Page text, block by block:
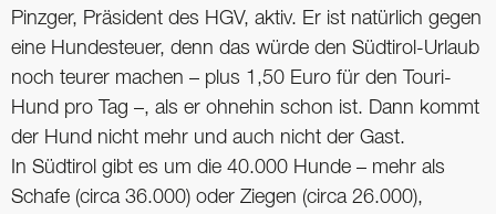
Pinzger, Präsident des HGV, aktiv. Er ist natürlich gegen
eine Hundesteuer, denn das würde den Südtirol-Urlaub
noch teurer machen – plus 1,50 Euro für den Touri-
Hund pro Tag –, als er ohnehin schon ist. Dann kommt
der Hund nicht mehr und auch nicht der Gast.
In Südtirol gibt es um die 40.000 Hunde – mehr als
Schafe (circa 36.000) oder Ziegen (circa 26.000),